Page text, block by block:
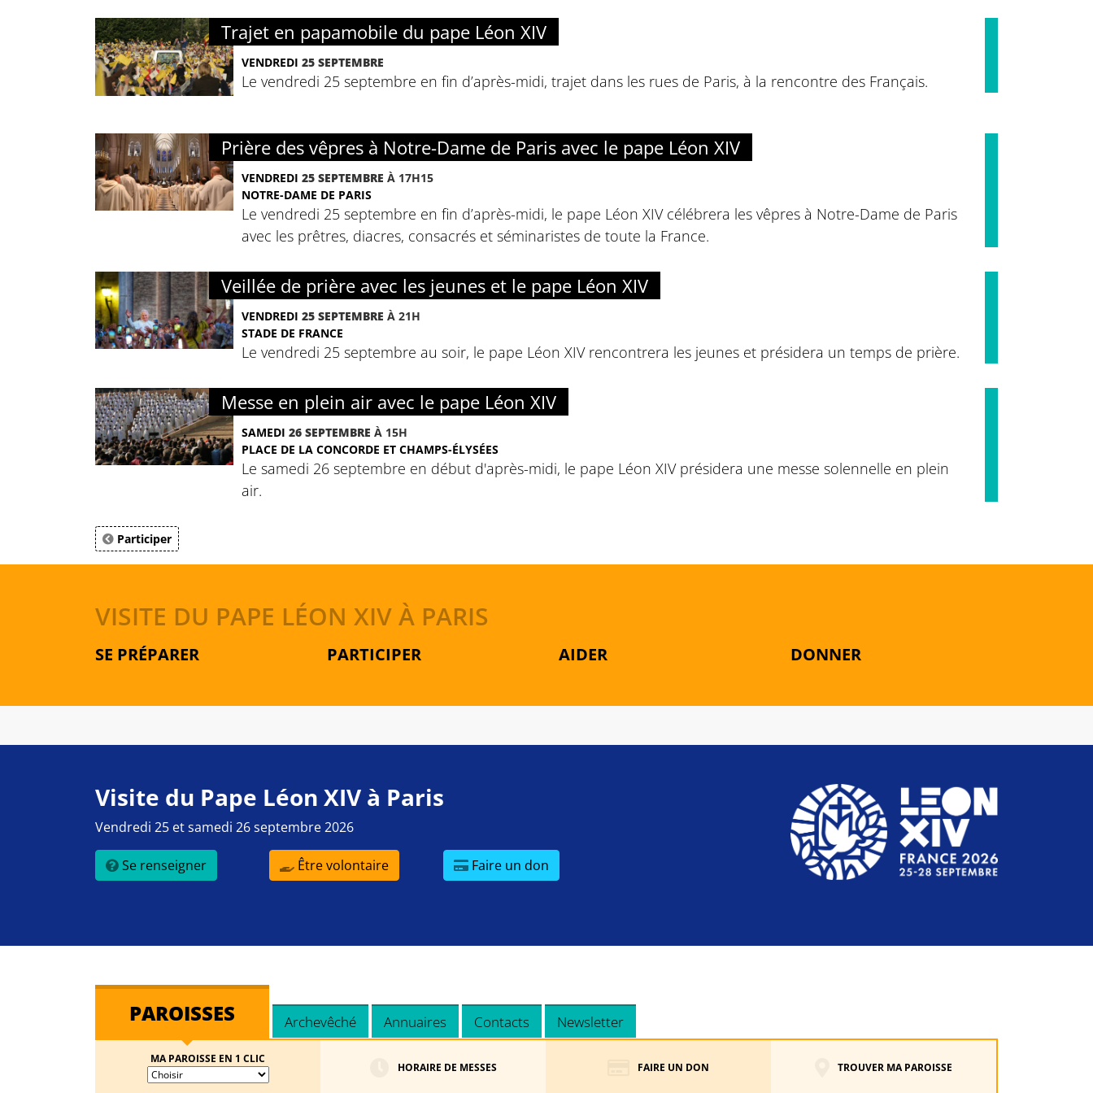
Trajet en papamobile du pape Léon XIV
VENDREDI 25 SEPTEMBRE
Le vendredi 25 septembre en fin d’après-midi, trajet dans les rues de Paris, à la rencontre des Français.
Prière des vêpres à Notre-Dame de Paris avec le pape Léon XIV
VENDREDI 25 SEPTEMBRE À 17H15
NOTRE-DAME DE PARIS
Le vendredi 25 septembre en fin d’après-midi, le pape Léon XIV célébrera les vêpres à Notre-Dame de Paris
avec les prêtres, diacres, consacrés et séminaristes de toute la France.
Veillée de prière avec les jeunes et le pape Léon XIV
VENDREDI 25 SEPTEMBRE À 21H
STADE DE FRANCE
Le vendredi 25 septembre au soir, le pape Léon XIV rencontrera les jeunes et présidera un temps de prière.
Messe en plein air avec le pape Léon XIV
SAMEDI 26 SEPTEMBRE À 15H
PLACE DE LA CONCORDE ET CHAMPS-ÉLYSÉES
Le samedi 26 septembre en début d'après-midi, le pape Léon XIV présidera une messe solennelle en plein
air.
Participer
VISITE DU PAPE LÉON XIV À PARIS
SE PRÉPARER PARTICIPER AIDER DONNER
Visite du Pape Léon XIV à Paris
Vendredi 25 et samedi 26 septembre 2026
Se renseigner Être volontaire Faire un don
PAROISSES Archevêché Annuaires Contacts Newsletter
MA PAROISSE EN 1 CLIC
HORAIRE DE MESSES FAIRE UN DON TROUVER MA PAROISSE